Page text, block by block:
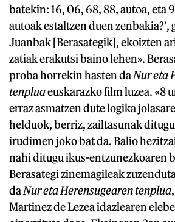
batekin: 16, 06, 68, 88, autoa, eta
autoak estaltzen duen zenbakia?',
Juanbak [Berasategik], ekoizten
zatiak erakutsi baino lehen».
proba horrekin hasten daNur eta
tenpluaeuskarazko film luzea. «8
erraz asmatzen dute logika
helduok, berriz, zailtasunak
irudimen joko bat da. Balio
nahi ditugu ikus-entzunezkoaren
Berasategi zinemagileak
daNur eta Herensugearen tenplua
Martinez de Lezea idazlearen